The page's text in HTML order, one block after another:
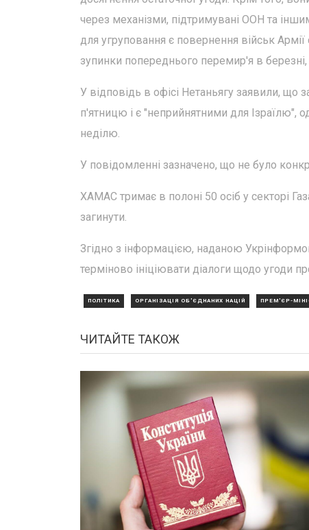
через механізми, підтримувані ООН та
для угруповання є повернення військ
зупинки попереднього перемир'я в
У відповідь в офісі Нетаньягу заявили, що
п'ятницю і є "неприйнятними для Ізраїлю",
неділю.
У повідомленні зазначено, що не було
ХАМАС тримає в полоні 50 осіб у секторі
загинути.
Згідно з інформацією, наданою
терміново ініціювати діалоги щодо угоди
ПОЛІТИКА ОРГАНІЗАЦІЯ ОБ'ЄДНАНИХ НАЦІЙ ПРЕМ'ЄР-
ЧИТАЙТЕ ТАКОЖ